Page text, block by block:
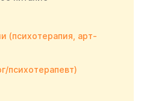
(психотерапия, арт-
психотерапевт)